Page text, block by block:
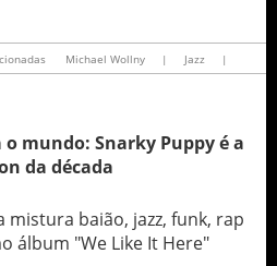
Michael Wollny | Jazz |
o mundo: Snarky Puppy é a
da década
baião, jazz, funk, rap
álbum "We Like It Here"